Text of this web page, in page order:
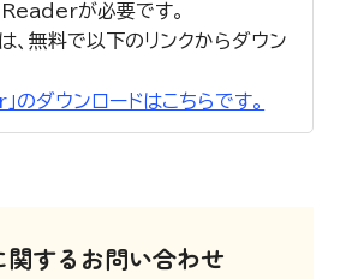
Readerが必要です。
無料で以下のリンクからダウン
ダウンロードはこちらです。
関するお問い合わせ